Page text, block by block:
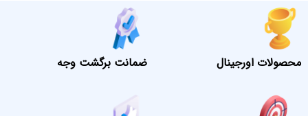
محصولات اورجینال ضمانت برگشت وجه